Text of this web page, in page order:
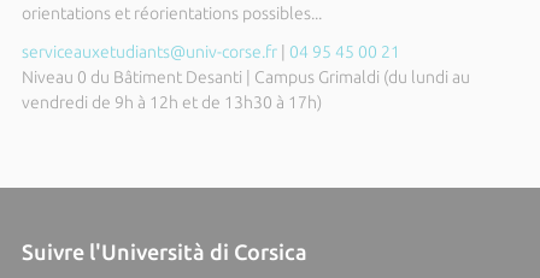
orientations et réorientations possibles...
serviceauxetudiants@univ-corse.fr| 04 95 45 00 21
Niveau 0 du Bâtiment Desanti | Campus Grimaldi (du lundi au
vendredi de 9h à 12h et de 13h30 à 17h)
Suivre l'Università di Corsica